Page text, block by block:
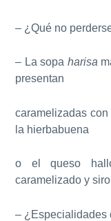
– ¿Qué no
– La sopa harisa
presentan
caramelizadas
la hierbabuena
o el queso
caramelizado y
– ¿Especialidades